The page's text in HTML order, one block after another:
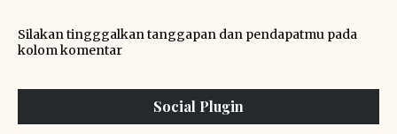
Silakan tingggalkan tanggapan dan pendapatmu pada
kolom komentar
Social Plugin